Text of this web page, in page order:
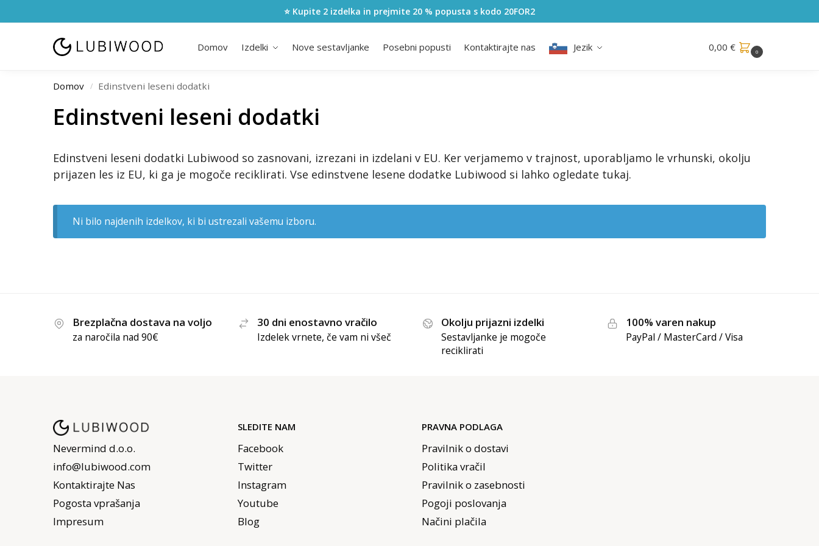
⭐ Kupite 2 izdelka in prejmite 20 % popusta s kodo 20FOR2
Domov Izdelki Nove sestavljanke Posebni popusti Kontaktirajte nas Jezik 0,00 € 0
Domov / Edinstveni leseni dodatki
Edinstveni leseni dodatki
Edinstveni leseni dodatki Lubiwood so zasnovani, izrezani in izdelani v EU. Ker verjamemo v trajnost, uporabljamo le vrhunski, okolju
prijazen les iz EU, ki ga je mogoče reciklirati. Vse edinstvene lesene dodatke Lubiwood si lahko ogledate tukaj.
Ni bilo najdenih izdelkov, ki bi ustrezali vašemu izboru.
Brezplačna dostava na voljo
za naročila nad 90€
30 dni enostavno vračilo
Izdelek vrnete, če vam ni všeč
Okolju prijazni izdelki
Sestavljanke je mogoče
reciklirati
100% varen nakup
PayPal / MasterCard / Visa
Nevermind d.o.o.
info@lubiwood.com
Kontaktirajte Nas
Pogosta vprašanja
Impresum
SLEDITE NAM
Facebook
Twitter
Instagram
Youtube
Blog
PRAVNA PODLAGA
Pravilnik o dostavi
Politika vračil
Pravilnik o zasebnosti
Pogoji poslovanja
Načini plačila